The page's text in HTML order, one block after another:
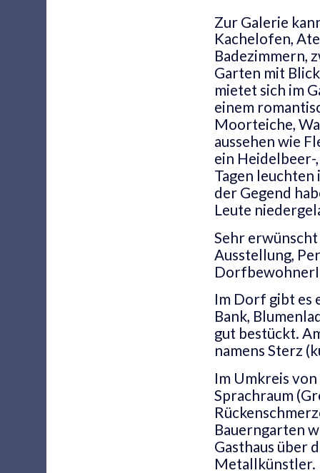
Zur Galerie
Kachelofen,
Badezimmern,
Garten mit
mietet sich im
einem
Moorteiche,
aussehen wie
ein
Tagen
der Gegend
Leute
Sehr
Ausstellung,
Im Dorf gibt es
Bank,
gut bestückt.
namens Sterz
Im Umkreis
Sprachraum
Bauerngarten
Gasthaus über
Metallkünstler.